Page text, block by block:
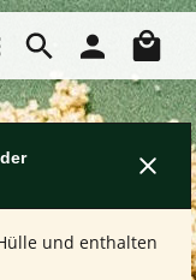
und enthalten